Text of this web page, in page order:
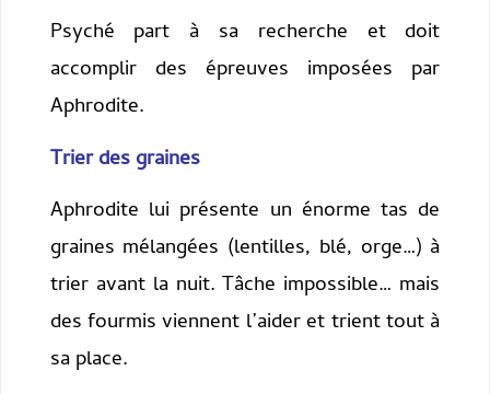
Psyché part à sa recherche et doit
accomplir des épreuves imposées par
Aphrodite.
Trier des graines
Aphrodite lui présente un énorme tas de
graines mélangées (lentilles, blé, orge…) à
trier avant la nuit. Tâche impossible… mais
des fourmis viennent l’aider et trient tout à
sa place.